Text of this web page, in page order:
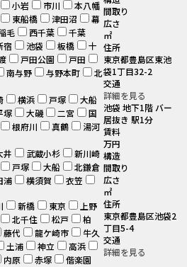
小岩 市川
本八幡
東船橋 津田沼
幕
毛 西千葉
千葉
宿 池袋 板橋
十
戸田公園
戸田
南与野 与野本町
北
横浜 戸塚
大船
塚 大磯 二宮
国
根府川 真鶴
湯河
井 武蔵小杉
新川崎
戸塚 大船
北鎌倉
浦 横須賀
衣笠
新橋 東京
上野
北千住 松戸
柏
藤代 龍ケ崎市
牛久
土浦 神立
高浜
内原 赤塚
偕楽園
間取り
広さ
㎡
住所
東京都豊島区東池
袋1丁目32-2
交通
詳細を見る
池袋 地下1階 バー
居抜き 駅1分
賃料
万円
構造
間取り
広さ
㎡
住所
東京都豊島区池袋2
丁目5-4
交通
詳細を見る